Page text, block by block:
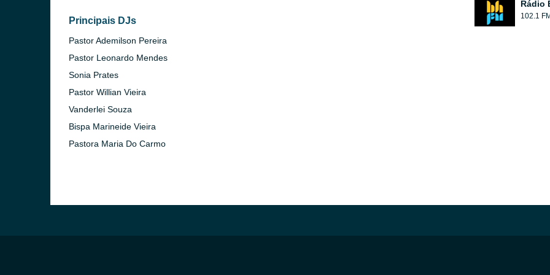
Principais DJs
Pastor Ademilson Pereira
Pastor Leonardo Mendes
Sonia Prates
Pastor Willian Vieira
Vanderlei Souza
Bispa Marineide Vieira
Pastora Maria Do Carmo
Rádio
102.1 FM